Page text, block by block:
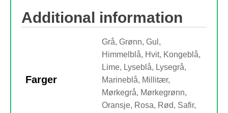
Additional information
Farger
Grå, Grønn, Gul,
Himmelblå, Hvit, Kongeblå,
Lime, Lyseblå, Lysegrå,
Marineblå, Millitær,
Mørkegrå, Mørkegrønn,
Oransje, Rosa, Rød, Safir,